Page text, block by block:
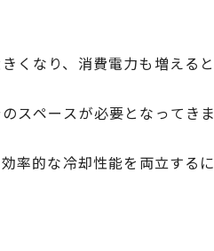
くなり、消費電力も増えると
スペースが必要となってきま
率的な冷却性能を両立するに